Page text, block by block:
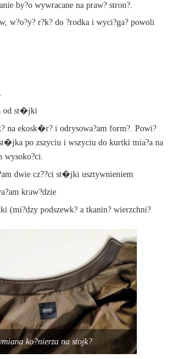
by?o wywracane na praw? stron?.
w?o?y? r?k? do ?rodka i wyci?ga? powoli
od st�jki
na ekosk�r? i odrysowa?am form?. Powi?
po zszyciu i wszyciu do kurtki mia?a na
wysoko?ci.
dwie cz??ci st�jki usztywnieniem
kraw?dzie
(mi?dzy podszewk? a tkanin? wierzchni?
ko?nierza na stojk?